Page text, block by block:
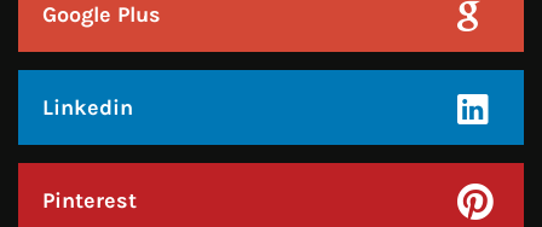
Google Plus
Linkedin
Pinterest